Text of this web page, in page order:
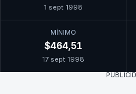
1 sept 1998
MÍNIMO
$464,51
17 sept 1998